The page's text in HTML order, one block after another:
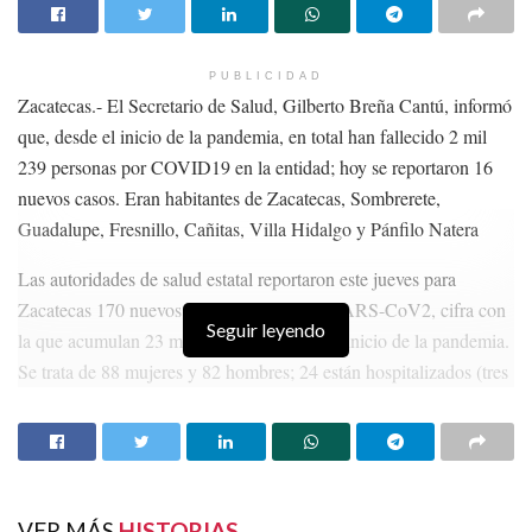
PUBLICIDAD
Zacatecas.- El Secretario de Salud, Gilberto Breña Cantú, informó
que, desde el inicio de la pandemia, en total han fallecido 2 mil
239 personas por COVID19 en la entidad; hoy se reportaron 16
nuevos casos. Eran habitantes de Zacatecas, Sombrerete,
Guadalupe, Fresnillo, Cañitas, Villa Hidalgo y Pánfilo Natera
Las autoridades de salud estatal reportaron este jueves para
Zacatecas 170 nuevos contagios del virus SARS-CoV2, cifra con
la que acumulan 23 mil 623 casos, desde el inicio de la pandemia.
Se trata de 88 mujeres y 82 hombres; 24 están hospitalizados (tres
mujer de 91 años es la más longeva.
Seguir leyendo